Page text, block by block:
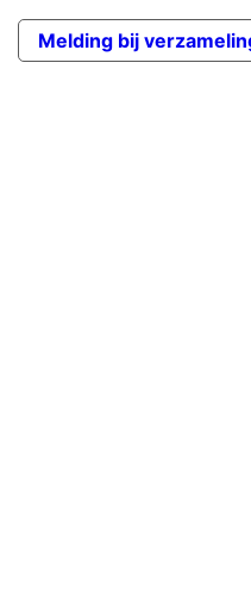
Melding bij